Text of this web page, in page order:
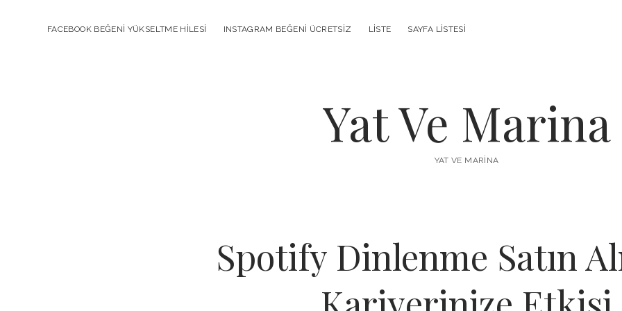
FACEBOOK BEĞENI YÜKSELTME HILESI INSTAGRAM BEĞENI ÜCRETSIZ LISTE SAYFA LISTESI
Yat Ve Marina
YAT VE MARINA
Spotify Dinlenme Satın